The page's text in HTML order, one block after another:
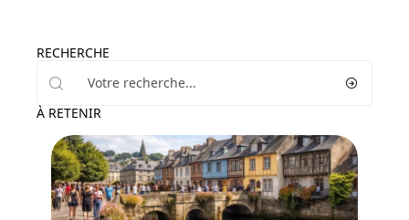
RECHERCHE
À RETENIR